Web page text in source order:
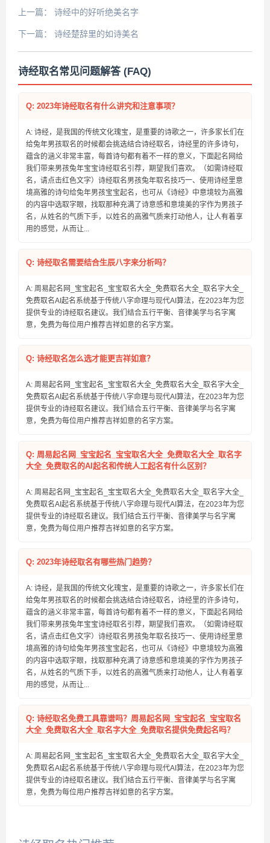
上一篇： 诗经中的好听绝美名字
下一篇： 诗经楚辞里的如诗美名
诗经取名常见问题解答 (FAQ)
Q: 2023年诗经取名有什么讲究和注意事项？
A: 诗经，是我国的传统文化瑰宝，是重要的诗歌之一，许多家长们在
给兔年男孩取名的时候都会挑选结合诗经取名，诗经里的许多诗句，
蕴含的涵义非常丰富，每首诗句都有着不一样的意义，下面起名网给
我们带来男孩兔年宝宝诗经取名引荐，期望我们喜欢。（如需诗经取
名，请点击红色文字）诗经取名男孩兔年取名技巧一、使用诗经里意
境高雅的诗句给兔年男孩宝宝起名，也可从《诗经》中意境较为高雅
的内容中选取字眼，找取那种充满了诗意感和意境美的字作为男孩子
名，从姓名的气质下手，以姓名的高雅气质来打动他人，让人有着享
用的感觉，从而让...
Q: 诗经取名需要结合生辰八字来分析吗？
A: 周易起名网_宝宝起名_宝宝取名大全_免费取名大全_取名字大全_
免费取名AI起名系统基于传统八字命理与现代AI算法，在2023年为您
提供专业的诗经取名建议。我们结合五行平衡、音律美学与名字寓
意，免费为每位用户推荐吉祥如意的名字方案。
Q: 诗经取名怎么选才能更吉祥如意？
A: 周易起名网_宝宝起名_宝宝取名大全_免费取名大全_取名字大全_
免费取名AI起名系统基于传统八字命理与现代AI算法，在2023年为您
提供专业的诗经取名建议。我们结合五行平衡、音律美学与名字寓
意，免费为每位用户推荐吉祥如意的名字方案。
Q: 周易起名网_宝宝起名_宝宝取名大全_免费取名大全_取名字
大全_免费取名的AI起名和传统人工起名有什么区别？
A: 周易起名网_宝宝起名_宝宝取名大全_免费取名大全_取名字大全_
免费取名AI起名系统基于传统八字命理与现代AI算法，在2023年为您
提供专业的诗经取名建议。我们结合五行平衡、音律美学与名字寓
意，免费为每位用户推荐吉祥如意的名字方案。
Q: 2023年诗经取名有哪些热门趋势？
A: 诗经，是我国的传统文化瑰宝，是重要的诗歌之一，许多家长们在
给兔年男孩取名的时候都会挑选结合诗经取名，诗经里的许多诗句，
蕴含的涵义非常丰富，每首诗句都有着不一样的意义，下面起名网给
我们带来男孩兔年宝宝诗经取名引荐，期望我们喜欢。（如需诗经取
名，请点击红色文字）诗经取名男孩兔年取名技巧一、使用诗经里意
境高雅的诗句给兔年男孩宝宝起名，也可从《诗经》中意境较为高雅
的内容中选取字眼，找取那种充满了诗意感和意境美的字作为男孩子
名，从姓名的气质下手，以姓名的高雅气质来打动他人，让人有着享
用的感觉，从而让...
Q: 诗经取名免费工具靠谱吗？周易起名网_宝宝起名_宝宝取名
大全_免费取名大全_取名字大全_免费取名提供免费起名吗？
A: 周易起名网_宝宝起名_宝宝取名大全_免费取名大全_取名字大全_
免费取名AI起名系统基于传统八字命理与现代AI算法，在2023年为您
提供专业的诗经取名建议。我们结合五行平衡、音律美学与名字寓
意，免费为每位用户推荐吉祥如意的名字方案。